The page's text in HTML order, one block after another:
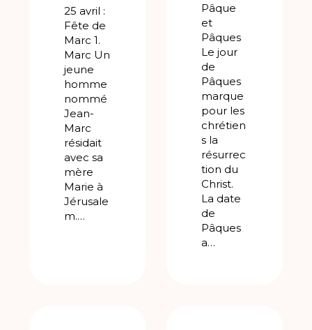
25 avril :
Fête de
Marc 1.
Marc Un
jeune
homme
nommé
Jean-
Marc
résidait
avec sa
mère
Marie à
Jérusale
m.…
Pâque
et
Pâques
Le jour
de
Pâques
marque
pour les
chrétien
s la
résurrec
tion du
Christ.
La date
de
Pâques
a…